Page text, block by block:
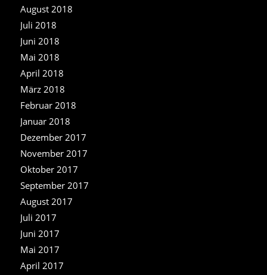
August 2018
Juli 2018
Juni 2018
Mai 2018
April 2018
März 2018
Februar 2018
Januar 2018
Dezember 2017
November 2017
Oktober 2017
September 2017
August 2017
Juli 2017
Juni 2017
Mai 2017
April 2017